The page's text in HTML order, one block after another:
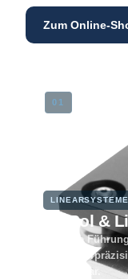
Zum Online-
01
LinRol &
Robuste
und
erweiterbar.